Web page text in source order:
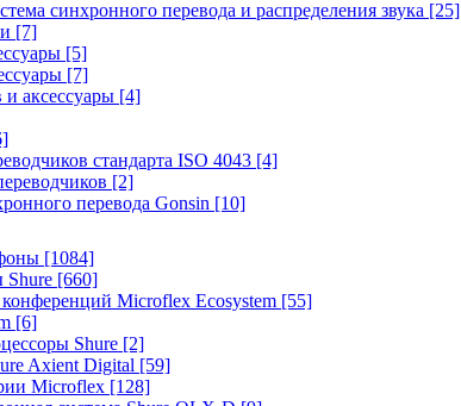
синхронного перевода и распределения звука [25]
[7]
[5]
[7]
аксессуары [4]
стандарта ISO 4043 [4]
[2]
перевода Gonsin [10]
[1084]
[660]
конференций Microflex Ecosystem [55]
[6]
Shure [2]
Axient Digital [59]
Microflex [128]